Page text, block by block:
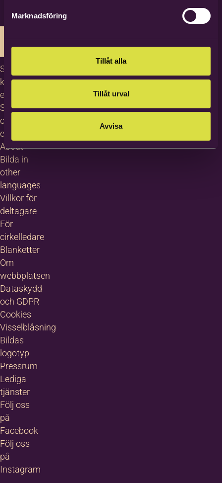
Marknadsföring
Tillåt alla
Tillåt urval
Avvisa
Studiecirklar,
kurser och
evenemang
Studiematerial
och
erbjudanden
About
Bilda in
other
languages
Villkor för
deltagare
För
cirkelledare
Blanketter
Om
webbplatsen
Dataskydd
och GDPR
Cookies
Visselblåsning
Bildas
logotyp
Pressrum
Lediga
tjänster
Följ oss
på
Facebook
Följ oss
på
Instagram